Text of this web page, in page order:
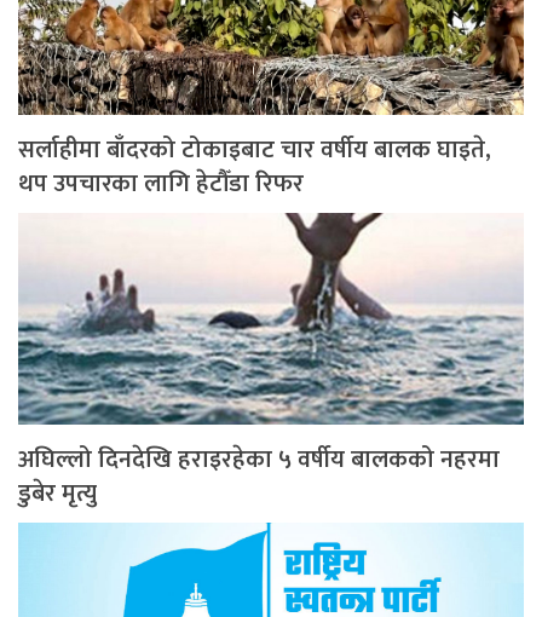
सर्लाहीमा बाँदरको टोकाइबाट चार वर्षीय बालक घाइते,
थप उपचारका लागि हेटौँडा रिफर
अघिल्लो दिनदेखि हराइरहेका ५ वर्षीय बालकको नहरमा
डुबेर मृत्यु